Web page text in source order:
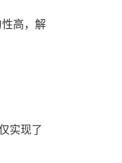
高，解
实现了